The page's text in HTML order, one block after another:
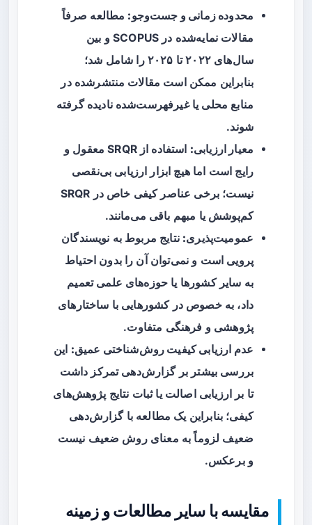
محدوده زمانی و جست‌وجو: مطالعه صرفاً
مقالات نمایه‌شده در SCOPUS و بین
سال‌های ۲۰۲۲ تا ۲۰۲۵ را شامل شد؛
بنابراین ممکن است مقالات منتشرشده در
منابع محلی یا غیرفهرست‌شده نادیده گرفته
شوند.
معیار ارزیابی:
استفاده از SRQR معقول و
رایج است اما هیچ ابزار ارزیابی بی‌نقصی
نیست؛ برخی عناصر کیفی خاص در SRQR
کم‌پوشش یا مبهم باقی می‌مانند.
عمومیت‌پذیری: نتایج مربوط به نویسندگان
پرویی است و نمی‌توان آن را بدون احتیاط
به سایر کشورها یا حوزه‌های علمی تعمیم
داد، به خصوص در کشورهایی با ساختارهای
پژوهشی و فرهنگی متفاوت.
عدم ارزیابی کیفیت روش‌شناختی عمیق: این
بررسی بیشتر بر گزارش‌دهی تمرکز داشت
تا بر ارزیابی اصالت یا ثبات نتایج پژوهش‌های
کیفی؛ بنابراین یک مطالعه با گزارش‌دهی
ضعیف لزوماً به معنای روش ضعیف نیست
و برعکس.
مقایسه با سایر مطالعات و زمینه